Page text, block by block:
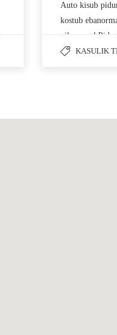
Auto kisub
kostub
pikenenud
ja/või rool
KASULIK